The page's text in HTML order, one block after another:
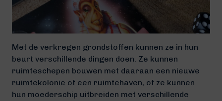
Met de verkregen grondstoffen kunnen ze in hun
beurt verschillende dingen doen. Ze kunnen
ruimteschepen bouwen met daaraan een nieuwe
ruimtekolonie of een ruimtehaven, of ze kunnen
hun moederschip uitbreiden met verschillende